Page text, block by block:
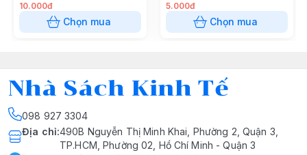
10.000đ
Chọn mua
5.000đ
Chọn mua
Nhà Sách Kinh Tế
098 927 3304
Địa chỉ:490B Nguyễn Thị Minh Khai, Phường 2, Quận 3,
TP.HCM, Phường 02, Hồ Chí Minh - Quận 3